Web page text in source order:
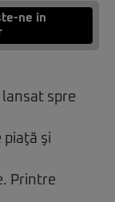
ne in
spre
piaţă şi
Printre